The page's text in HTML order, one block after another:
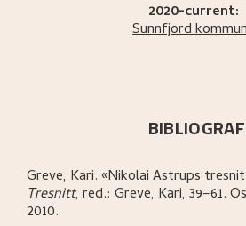
2020-current:
Sunnfjord
Greve, Kari.«Nikolai Astrups
Tresnitt, red.: Greve, Kari, 39–61.
2010.